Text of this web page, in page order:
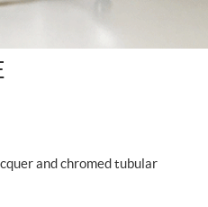
and chromed tubular